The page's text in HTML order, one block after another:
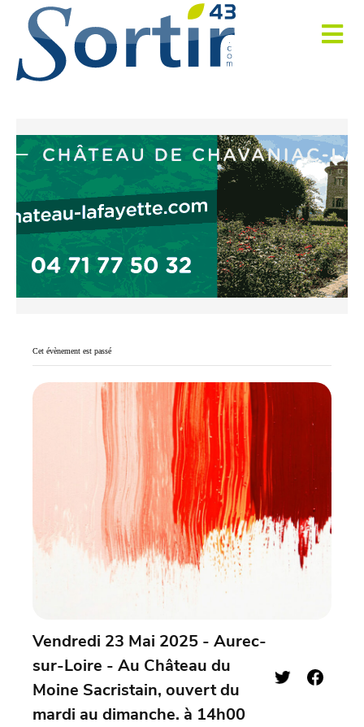
Cet évènement est passé
Vendredi 23 Mai 2025 - Aurec-
sur-Loire - Au Château du
Moine Sacristain, ouvert du
mardi au dimanche. à 14h00